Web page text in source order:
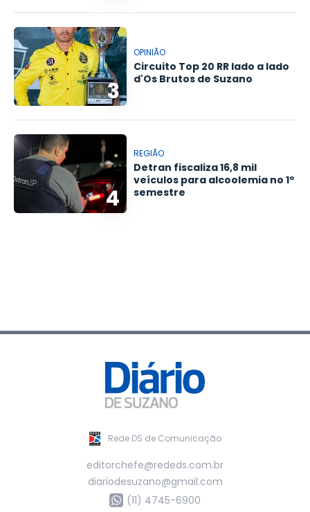
3
OPINIÃO
Circuito Top 20 RR lado a lado
d'Os Brutos de Suzano
4
REGIÃO
Detran fiscaliza 16,8 mil
veículos para alcoolemia no 1º
semestre
Rede DS de Comunicação
editorchefe@rededs.com.br
diariodesuzano@gmail.com
(11) 4745-6900